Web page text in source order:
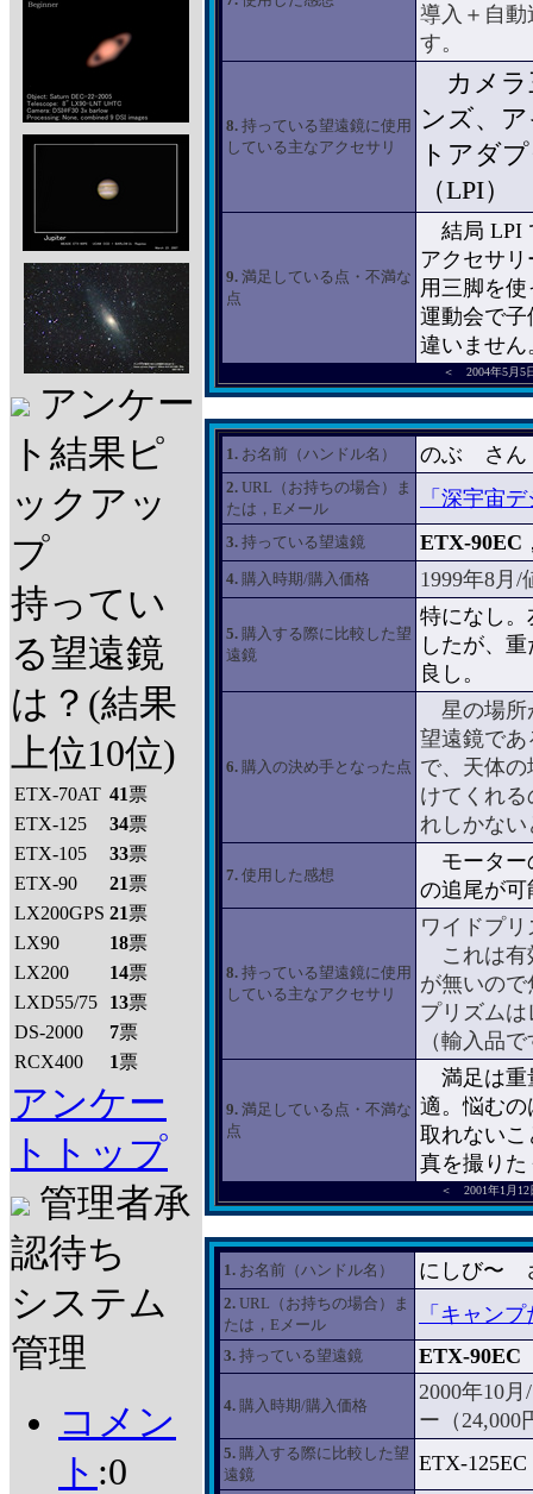
アンケー
ト結果ピ
ックアッ
プ
持ってい
る望遠鏡
は？(結果
上位10位)
ETX-70AT 41票
ETX-125
34票
ETX-105
33票
ETX-90
21票
LX200GPS 21票
LX90
18票
LX200
14票
LXD55/75
13票
DS-2000
7票
RCX400
1票
アンケー
トトップ
管理者承
認待ち
システム
管理
コメン
ト :0
導入＋自
す。
8. 持っている望遠鏡に使用
している主なアクセサリ
カメラ
ンズ、
トアダ
（LPI）
9. 満足している点・不満な
点
結局 LPI
アクセサ
用三脚を
運動会で
違いません
＜ 2004年5月
1. お名前（ハンドル名） のぶ さん
2. URL（お持ちの場合）ま
たは，Eメール
「深宇宙
3. 持っている望遠鏡 ETX-90EC
4. 購入時期/購入価格 1999年8月
5. 購入する際に比較した望
遠鏡
特になし。
したが、
良し。
6. 購入の決め手となった点
星の場所
望遠鏡で
で、天体
けてくれ
れしかな
7. 使用した感想
モーター
の追尾が可
8. 持っている望遠鏡に使用
している主なアクセサリ
ワイドプ
これは有
が無いの
プリズム
（輸入品
9. 満足している点・不満な
点
満足は重
適。悩む
取れない
真を撮り
＜ 2001年1月
1. お名前（ハンドル名） にしび〜
2. URL（お持ちの場合）ま
たは，Eメール
「キャン
3. 持っている望遠鏡 ETX-90EC
4. 購入時期/購入価格
2000年10
ー（24,000
5. 購入する際に比較した望
遠鏡
ETX-125EC